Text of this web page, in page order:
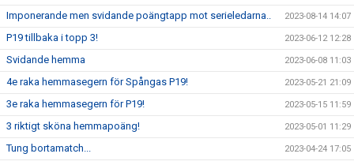
Imponerande men svidande poängtapp mot serieledarna.. 2023-08-14 14:07
P19 tillbaka i topp 3! 2023-06-12 12:28
Svidande hemma 2023-06-08 11:03
4e raka hemmasegern för Spångas P19! 2023-05-21 21:09
3e raka hemmasegern för P19! 2023-05-15 11:59
3 riktigt sköna hemmapoäng! 2023-05-01 11:29
Tung bortamatch... 2023-04-24 17:05